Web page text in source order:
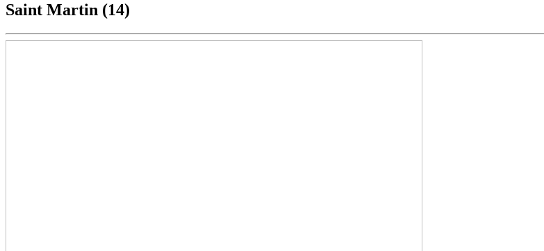
Saint Martin (14)